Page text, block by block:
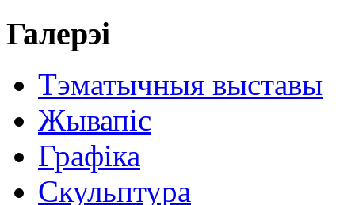
Галерэі
Тэматычныя выставы
Жывапіс
Графіка
Скульптура